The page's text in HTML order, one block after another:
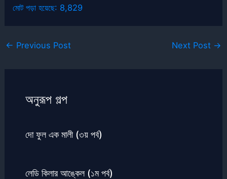
মোট পড়া হয়েছে: 8,829
← Previous Post Next Post →
অনুরূপ গল্প
দো ফুল এক মালী (৩য় পর্ব)
লেডি কিলার আঙ্কেল (১ম পর্ব)